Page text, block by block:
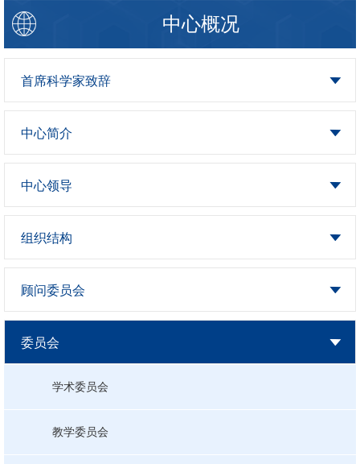
中心概况
首席科学家致辞
中心简介
中心领导
组织结构
顾问委员会
委员会
学术委员会
教学委员会